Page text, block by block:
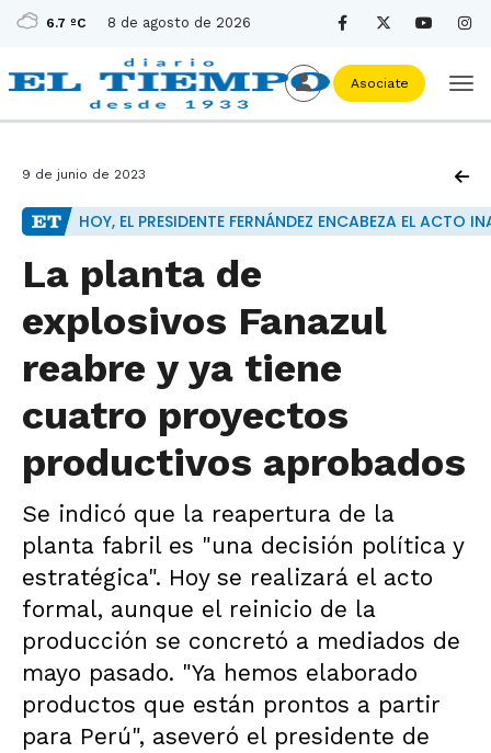
6.7 ºC 8 de agosto de 2026
Asociate
9 de junio de 2023
HOY, EL PRESIDENTE FERNÁNDEZ ENCABEZA EL ACTO
La planta de
explosivos Fanazul
reabre y ya tiene
cuatro proyectos
productivos aprobados
Se indicó que la reapertura de la
planta fabril es "una decisión política y
estratégica". Hoy se realizará el acto
formal, aunque el reinicio de la
producción se concretó a mediados de
mayo pasado. "Ya hemos elaborado
productos que están prontos a partir
para Perú", aseveró el presidente de